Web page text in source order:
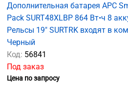
Дополнительная батарея APC
Pack SURT48XLBP 864 Вт•ч 8
Рельсы 19" SURTRK входят в
Черный
Код: 56841
Под заказ
Цена по запросу